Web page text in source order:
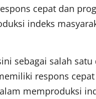
cepat dan
indeks
sebagai salah
respons
memproduksi